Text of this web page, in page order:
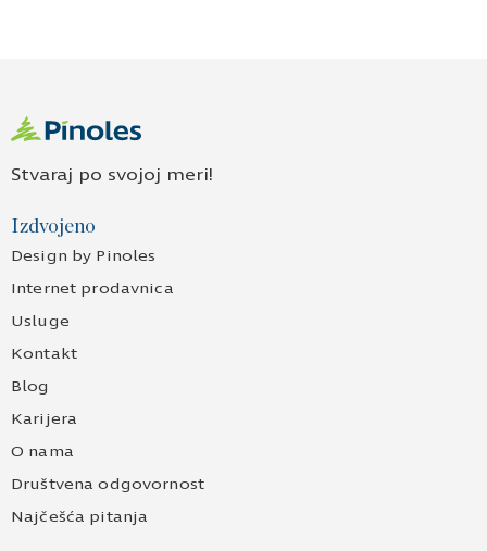
Stvaraj po svojoj meri!
Izdvojeno
Design by Pinoles
Internet prodavnica
Usluge
Kontakt
Blog
Karijera
O nama
Društvena odgovornost
Najčešća pitanja